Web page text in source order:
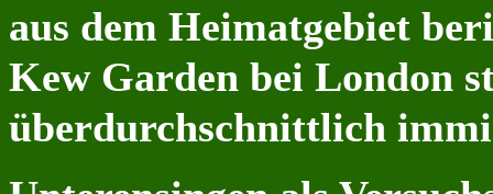
aus dem Heimatgebiet
Kew Garden bei London
überdurchschnittlich